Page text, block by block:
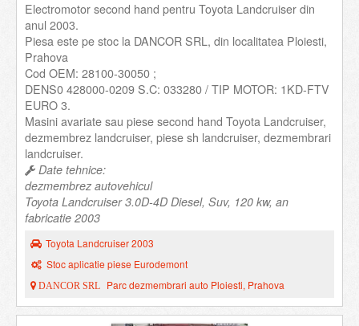
Electromotor second hand pentru Toyota Landcruiser din
anul 2003.
Piesa este pe stoc la DANCOR SRL, din localitatea Ploiesti,
Prahova
Cod OEM: 28100-30050 ;
DENS0 428000-0209 S.C: 033280 / TIP MOTOR: 1KD-FTV
EURO 3.
Masini avariate sau piese second hand Toyota Landcruiser,
dezmembrez landcruiser, piese sh landcruiser, dezmembrari
landcruiser.
Date tehnice:
dezmembrez autovehicul
Toyota Landcruiser 3.0D-4D Diesel, Suv, 120 kw, an
fabricatie 2003
Toyota Landcruiser 2003
Stoc aplicatie piese Eurodemont
DANCOR SRL Parc dezmembrari auto Ploiesti, Prahova